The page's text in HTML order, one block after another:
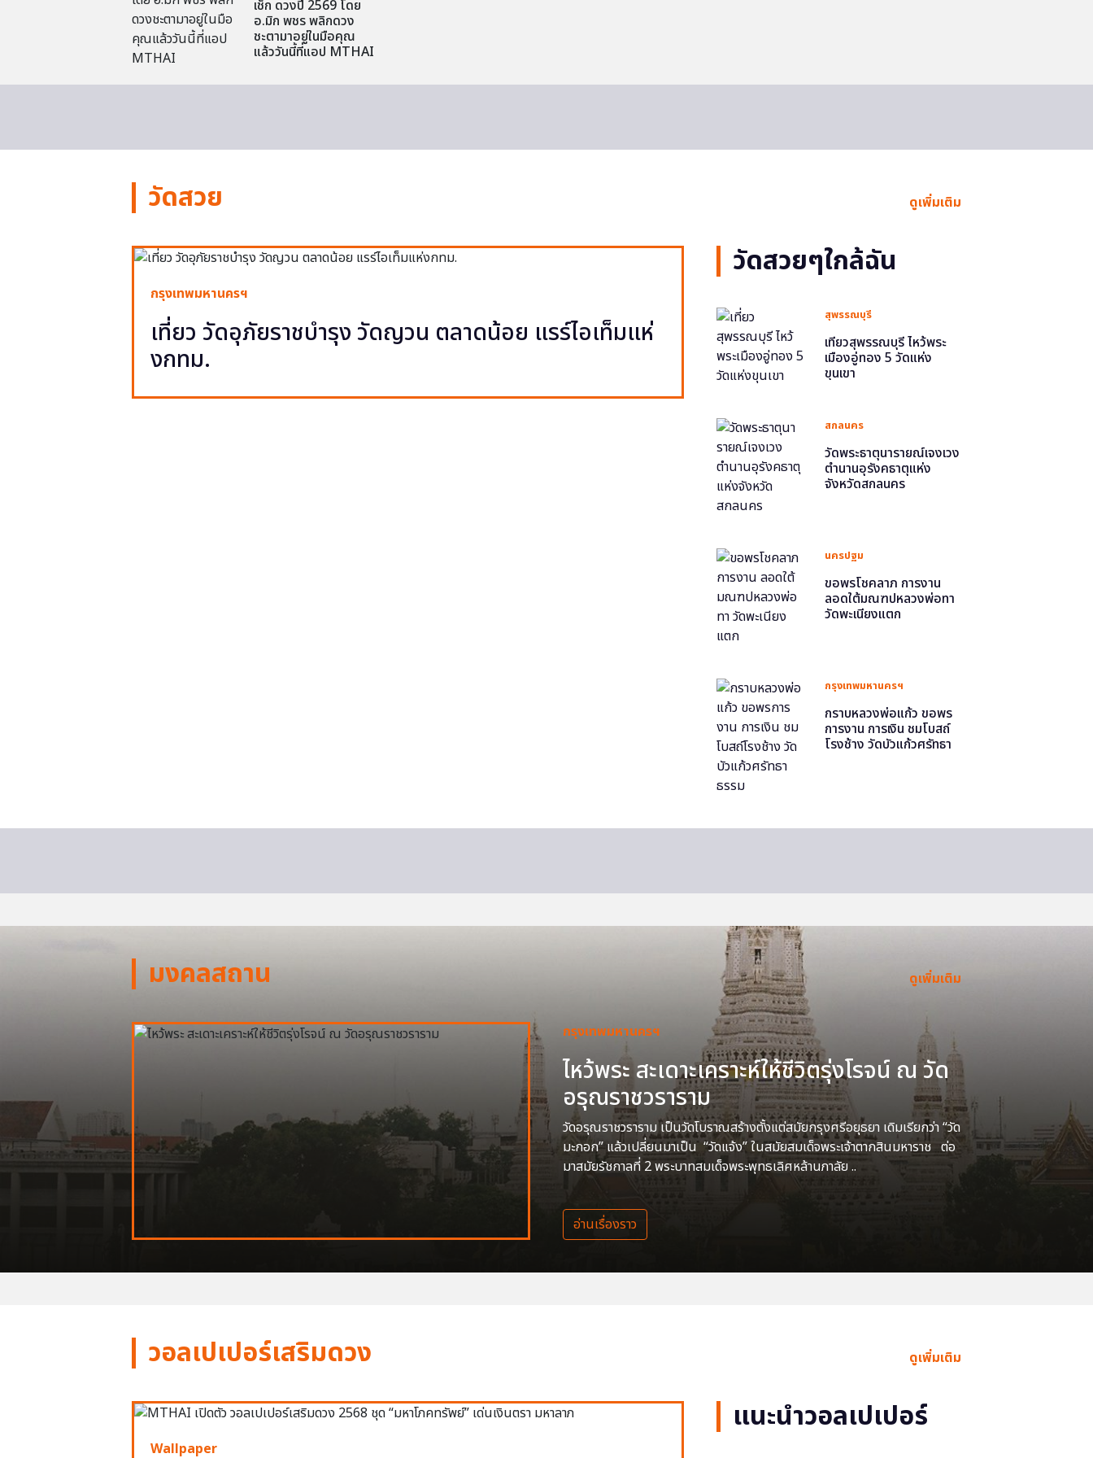
เช็ก ดวงปี 2569 โดย
อ.มิก พชร พลิกดวง
ชะตามาอยู่ในมือคุณ
แล้ววันนี้ที่แอป MTHAI
วัดสวย ดูเพิ่มเติม
กรุงเทพมหานครฯ
เที่ยว วัดอุภัยราชบำรุง วัดญวน ตลาดน้อย แรร์ไอเท็มแห่
งกทม.
วัดสวยๆใกล้ฉัน
สุพรรณบุรี
เที่ยวสุพรรณบุรี ไหว้พระ
เมืองอู่ทอง 5 วัดแห่ง
ขุนเขา
สกลนคร
วัดพระธาตุนารายณ์เจงเวง
ตำนานอุรังคธาตุแห่ง
จังหวัดสกลนคร
นครปฐม
ขอพรโชคลาภ การงาน
ลอดใต้มณฑปหลวงพ่อทา
วัดพะเนียงแตก
กรุงเทพมหานครฯ
กราบหลวงพ่อแก้ว ขอพร
การงาน การเงิน ชมโบสถ์
โรงช้าง วัดบัวแก้วศรัทธา
มงคลสถาน ดูเพิ่มเติม
กรุงเทพมหานครฯ
ไหว้พระ สะเดาะเคราะห์ให้ชีวิตรุ่งโรจน์ ณ วัด
อรุณราชวราราม
วัดอรุณราชวราราม เป็นวัดโบราณสร้างตั้งแต่สมัยกรุงศรีอยุธยา เดิมเรียกว่า “วัด
มะกอก” แล้วเปลี่ยนมาเป็น “วัดแจ้ง” ในสมัยสมเด็จพระเจ้าตากสินมหาราช ต่อ
มาสมัยรัชกาลที่ 2 พระบาทสมเด็จพระพุทธเลิศหล้านภาลัย ..
อ่านเรื่องราว
วอลเปเปอร์เสริมดวง ดูเพิ่มเติม
Wallpaper
แนะนำวอลเปเปอร์